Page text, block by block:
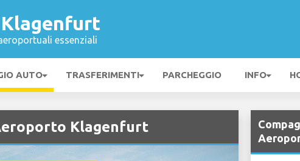
essenziali
AUTO TRASFERIMENTI PARCHEGGIO INFO
Klagenfurt